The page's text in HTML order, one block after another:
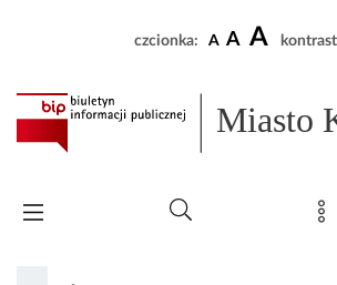
czcionka: A A A
Miasto